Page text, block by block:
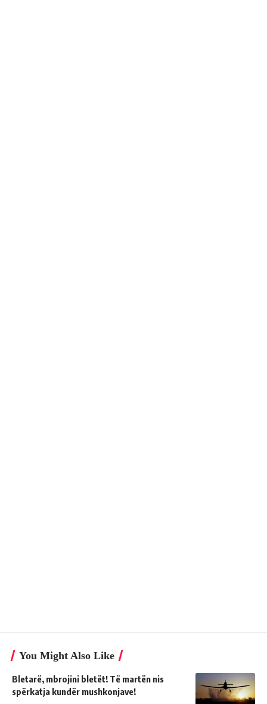
You Might Also Like
Bletarë, mbrojini bletët! Të martën nis
spërkatja kundër mushkonjave!